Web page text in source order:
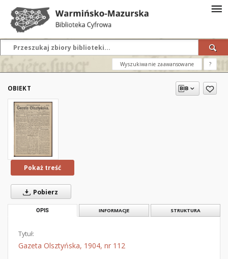
Wyszukiwanie zaawansowane ?
OBIEKT
Pokaż treść
Pobierz
OPIS INFORMACJE STRUKTURA
Tytuł:
Gazeta Olsztyńska, 1904, nr 112